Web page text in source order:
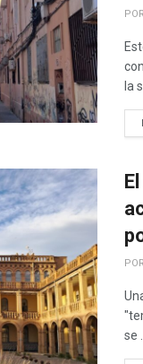
POR
la
POR
se ...